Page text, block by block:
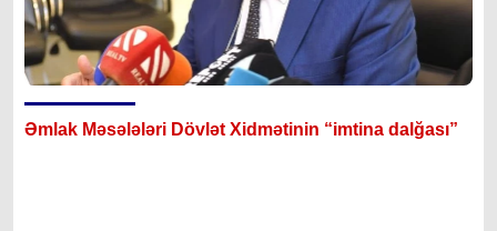
Əmlak Məsələləri Dövlət Xidmətinin “imtina dalğası”